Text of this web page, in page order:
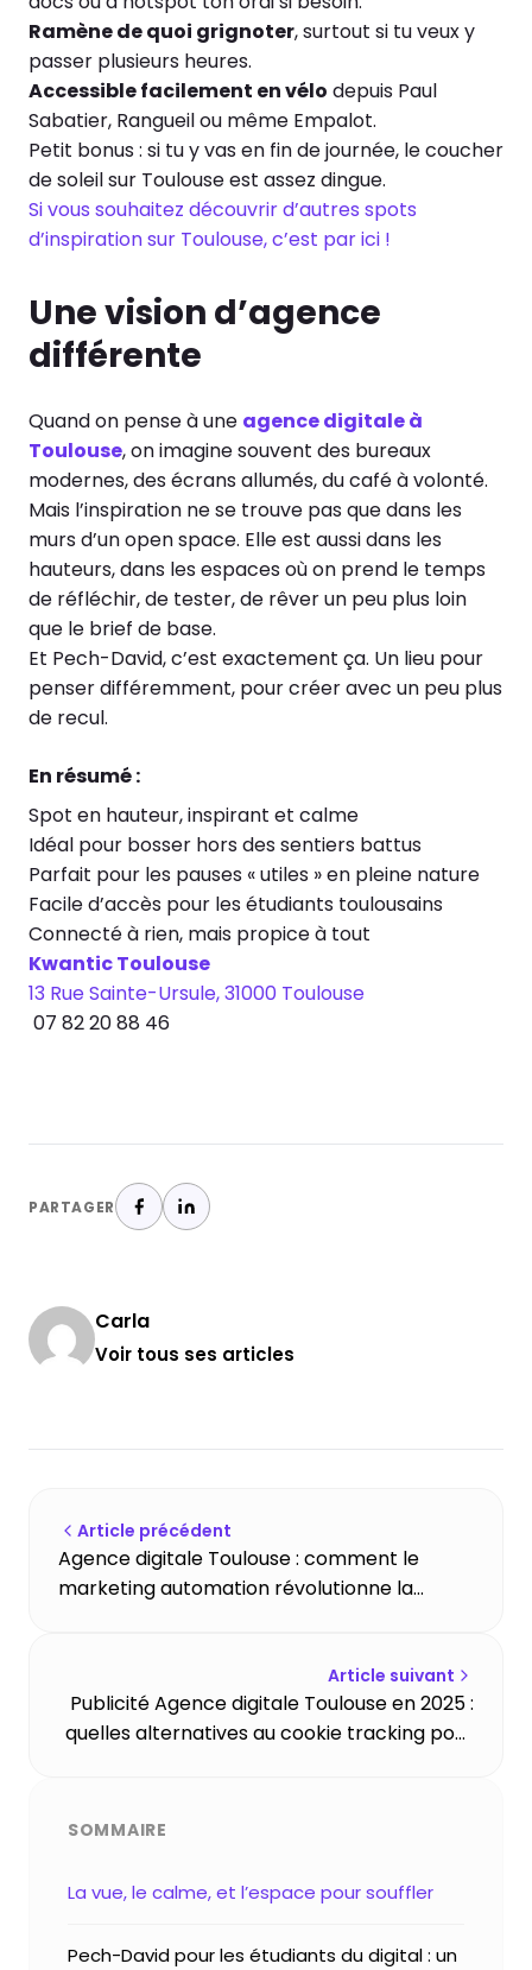
Ramène de quoi grignoter, surtout si tu veux y
passer plusieurs heures.
Accessible facilement en vélo depuis Paul
Sabatier, Rangueil ou même Empalot.
Petit bonus : si tu y vas en fin de journée, le coucher
de soleil sur Toulouse est assez dingue.
Si vous souhaitez découvrir d’autres spots
d’inspiration sur Toulouse, c’est par ici !
Une vision d’agence
différente
Quand on pense à une agence digitale à
Toulouse, on imagine souvent des bureaux
modernes, des écrans allumés, du café à volonté.
Mais l’inspiration ne se trouve pas que dans les
murs d’un open space. Elle est aussi dans les
hauteurs, dans les espaces où on prend le temps
de réfléchir, de tester, de rêver un peu plus loin
que le brief de base.
Et Pech-David, c’est exactement ça. Un lieu pour
penser différemment, pour créer avec un peu plus
de recul.
En résumé :
Spot en hauteur, inspirant et calme
Idéal pour bosser hors des sentiers battus
Parfait pour les pauses « utiles » en pleine nature
Facile d’accès pour les étudiants toulousains
Connecté à rien, mais propice à tout
Kwantic Toulouse
13 Rue Sainte-Ursule, 31000 Toulouse
07 82 20 88 46
PARTAGER
Carla
Voir tous ses articles
Article précédent
Agence digitale Toulouse : comment le
marketing automation révolutionne la
Article suivant
Publicité Agence digitale Toulouse en 2025 :
quelles alternatives au cookie tracking pour
SOMMAIRE
La vue, le calme, et l’espace pour souffler
Pech-David pour les étudiants du digital : un